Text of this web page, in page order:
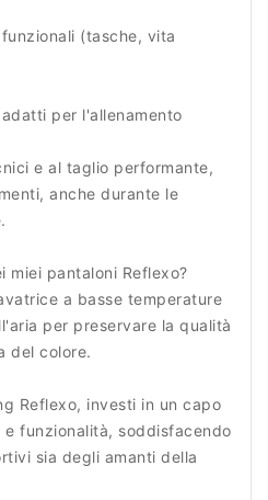
(tasche, vita
per l'allenamento
e al taglio performante,
anche durante le
miei pantaloni Reflexo?
a basse temperature
per preservare la qualità
del colore.
Reflexo, investi in un capo
funzionalità, soddisfacendo
sia degli amanti della